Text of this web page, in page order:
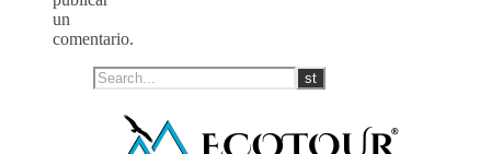
un
comentario.